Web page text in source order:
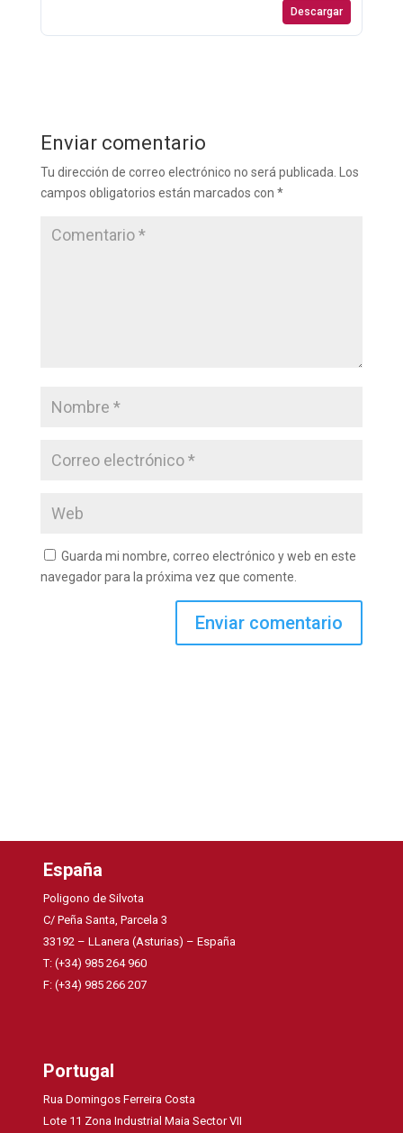
Descargar
Enviar comentario
Tu dirección de correo electrónico no será publicada.
Los
campos obligatorios están marcados con *
Guarda mi nombre, correo electrónico y web en este
navegador para la próxima vez que comente.
España
Poligono de Silvota
C/ Peña Santa, Parcela 3
33192 – LLanera (Asturias) – España
T: (+34) 985 264 960
F: (+34) 985 266 207
Portugal
Rua Domingos Ferreira Costa
Lote 11 Zona Industrial Maia Sector VII